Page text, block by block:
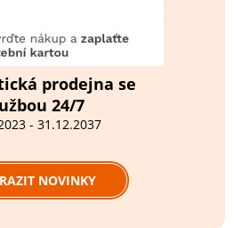
prodejna se
24/7
- 31.12.2037
NOVINKY